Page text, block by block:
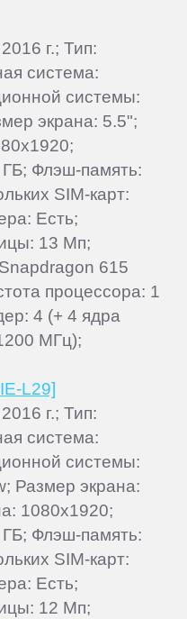
г.; Тип:
система:
системы:
экрана: 5.5";
Флэш-память:
SIM-карт:
Есть;
13 Мп;
615
процессора: 1
4 (+ 4 ядра
МГц);
L29]
г.; Тип:
система:
системы:
Размер экрана:
1080x1920;
Флэш-память:
SIM-карт:
Есть;
12 Мп;